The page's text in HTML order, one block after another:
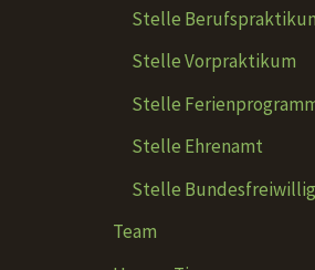
Stelle
Stelle Vorpraktikum
Stelle
Stelle Ehrenamt
Stelle
Team